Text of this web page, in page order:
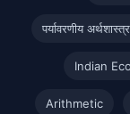
पर्यावरणीय
Indian
Arithmetic